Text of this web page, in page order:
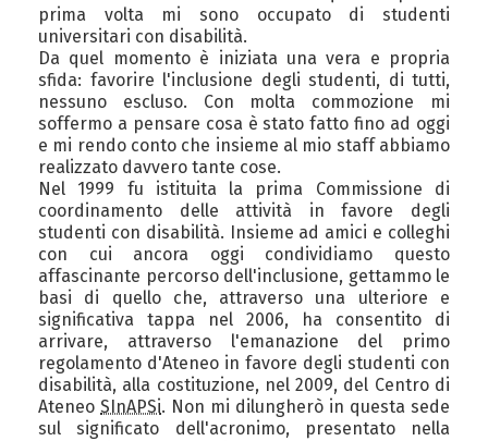
prima volta mi sono occupato di studenti
universitari con disabilità.
Da quel momento è iniziata una vera e propria
sfida: favorire l'inclusione degli studenti, di tutti,
nessuno escluso. Con molta commozione mi
soffermo a pensare cosa è stato fatto fino ad oggi
e mi rendo conto che insieme al mio staff abbiamo
realizzato davvero tante cose.
Nel 1999 fu istituita la prima Commissione di
coordinamento delle attività in favore degli
studenti con disabilità. Insieme ad amici e colleghi
con cui ancora oggi condividiamo questo
affascinante percorso dell'inclusione, gettammo le
basi di quello che, attraverso una ulteriore e
significativa tappa nel 2006, ha consentito di
arrivare, attraverso l'emanazione del primo
regolamento d'Ateneo in favore degli studenti con
disabilità, alla costituzione, nel 2009, del Centro di
Ateneo SInAPSi. Non mi dilungherò in questa sede
sul significato dell'acronimo, presentato nella